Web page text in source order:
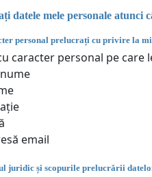
datele mele personale atunci
personal prelucrați cu privire la
caracter personal pe care
email
juridic și scopurile prelucrării